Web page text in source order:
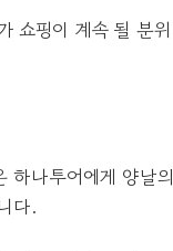
쇼핑이 계속 될 분위
하나투어에게 양날의
다.